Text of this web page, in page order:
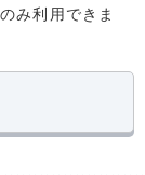
み利用できま